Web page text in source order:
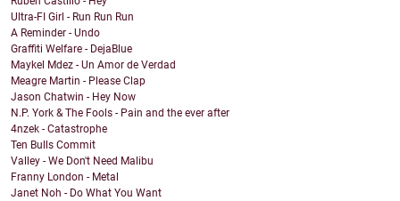
Ultra-FI Girl - Run Run Run
A Reminder - Undo
Graffiti Welfare - DejaBlue
Maykel Mdez - Un Amor de Verdad
Meagre Martin - Please Clap
Jason Chatwin - Hey Now
N.P. York & The Fools - Pain and the ever after
4nzek - Catastrophe
Ten Bulls Commit
Valley - We Don't Need Malibu
Franny London - Metal
Janet Noh - Do What You Want